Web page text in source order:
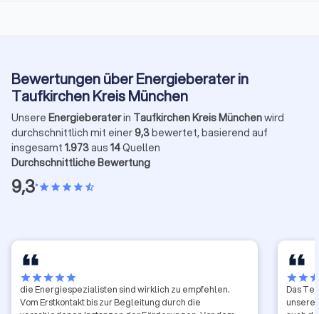
Bewertungen über Energieberater in
Taufkirchen Kreis München
Unsere Energieberaterin Taufkirchen Kreis Münchenwird
durchschnittlich mit einer9,3bewertet, basierend auf
insgesamt 1.973aus 14Quellen
Durchschnittliche Bewertung
9,3•starstarstarstarstar_half
starstarstarstarstar
die Energiespezialisten sind wirklich zu empfehlen.
Vom Erstkontakt bis zur Begleitung durch die
starstar
Das